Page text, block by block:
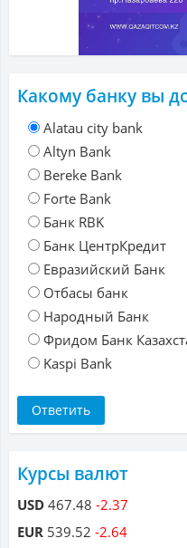
Какому банку вы
Alatau city bank
Altyn Bank
Bereke Bank
Forte Bank
Банк RBK
Банк ЦентрКредит
Евразийский Банк
Отбасы банк
Народный Банк
Фридом Банк
Kaspi Bank
Курсы валют
USD 467.48 -2.37
EUR 539.52 -2.64